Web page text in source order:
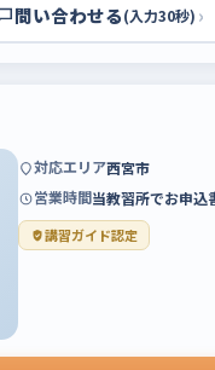
問い合わせる(入力30秒) ›
対応エリア西宮市
営業時間当教習所でお申
講習ガイド認定